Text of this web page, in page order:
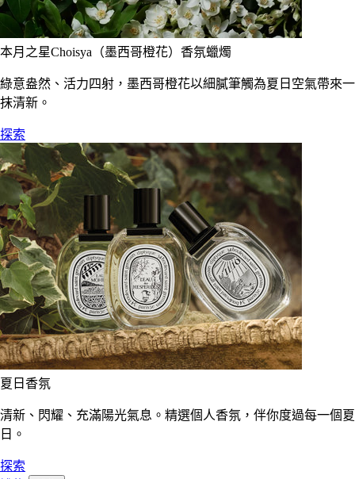
本月之星Choisya（墨西哥橙花）香氛蠟燭
綠意盎然、活力四射，墨西哥橙花以細膩筆觸為夏日空氣帶來一
抹清新。
探索
夏日香氛
清新、閃耀、充滿陽光氣息。精選個人香氛，伴你度過每一個夏
日。
探索